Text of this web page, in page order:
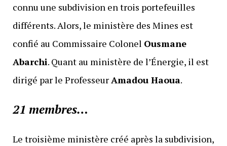
connu une subdivision en trois portefeuilles
différents. Alors, le ministère des Mines est
confié au Commissaire Colonel Ousmane
Abarchi. Quant au ministère de l’Énergie, il est
dirigé par le ProfesseurAmadou Haoua.
21 membres…
Le troisième ministère créé après la subdivision,